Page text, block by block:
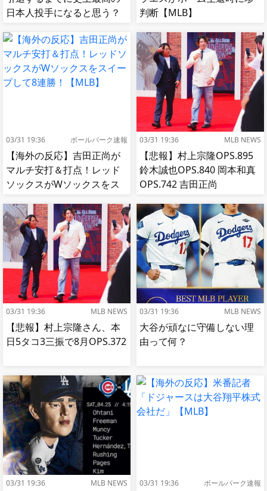
日本人投手になると思う？
判断【MLB】
03/31 19:36 ボールパーク速報
【海外の反応】吉田正尚が
マルチ安打＆打点！レッド
ソックスがWソックスをス
03/31 19:36 MLB NEWS
【悲報】村上宗隆OPS.895
鈴木誠也OPS.840 岡本和真
OPS.742 吉田正尚
03/31 19:36 MLB NEWS
【悲報】村上宗隆さん、本
日5タコ3三振で8月OPS.372
03/31 19:36 MLB NEWS
大谷が頑なに守備しない理
由って何？
03/31 19:36 MLB NEWS 03/31 19:36 ボールパーク速報